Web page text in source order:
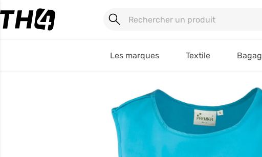
Les marques Textile